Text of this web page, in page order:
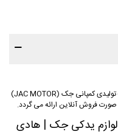
لوله ورودی توربوشارژ جک اس 5 قطعه از محصولات تولیدی کمپانی جک (JAC MOTOR)
فروش آنلاین ارائه می گردد.
ورودی توربوشارژ جک اس 5 | لوازم یدکی جک | هادی